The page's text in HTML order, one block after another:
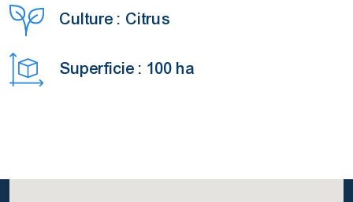
Culture : Citrus
Superficie : 100 ha